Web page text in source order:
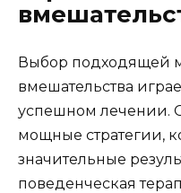
Выбор подходящей
вмешательства
успешном лечении.
мощные стратегии,
значительные
поведенческая